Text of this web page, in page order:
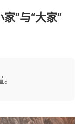
”与“大家”